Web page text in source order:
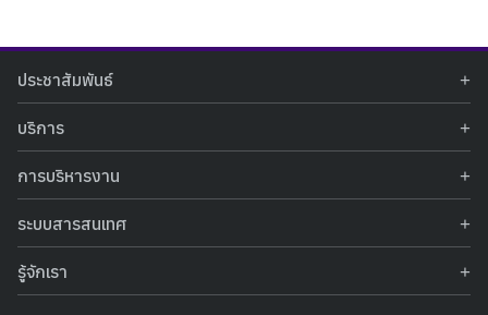
ประชาสัมพันธ์
ข่าวประชาสัมพันธ์
ข่าวกิจกรรม
รางวัลแห่งความภาคภูมิใจ
คำถามที่พบบ่อย
บริการ
ท้องฟ้าจำลอง
นิทรรศการถาวร
ศูนย์สร้างสรรค์เยาวชน
กิจกรรมส่งเสริมการเรียนรู้และบริการการศึกษา
การบริหารงาน
รายงานผลการดำเนินงาน
คำสั่งมอบหมายปฏิบัติหน้าที่
คู่มือการให้บริการ
ระบบสารสนเทศ
ฐานข้อมูลโครงการประกวดโครงงานวิทยาศาสตร์ สำหรับนักศึกษา กศน.
รายงานผลการดำเนินงานของศูนย์วิทยาศาสตร์เพื่อการศึกษา
รู้จักเรา
ข้อมูลทั่วไป